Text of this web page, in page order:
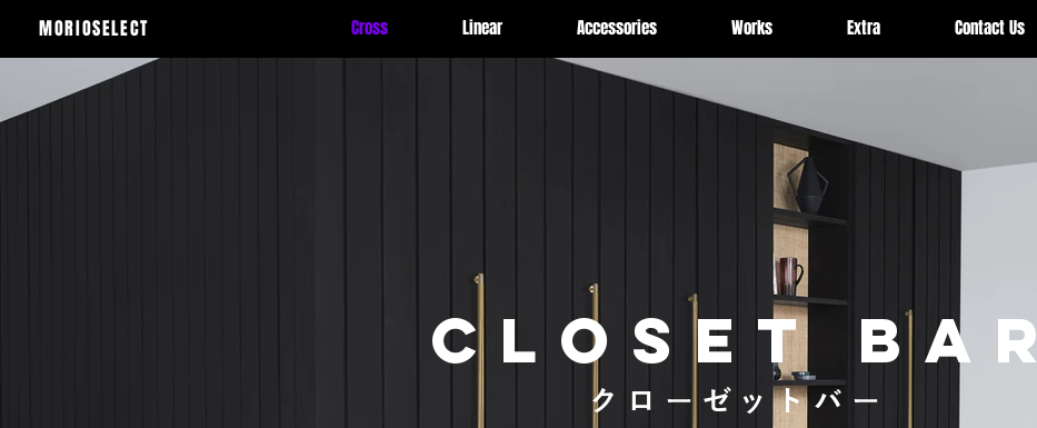
MORIOSELECT Cross Linear Accessories Works Extra Contact Us
CLOSET BAR
クローゼットバー